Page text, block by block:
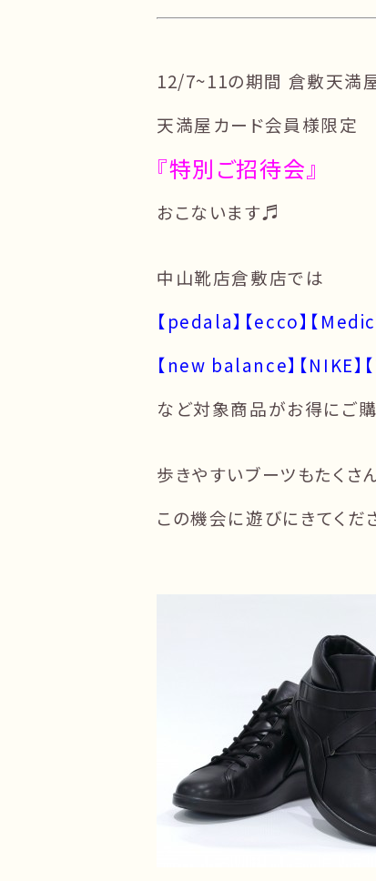
12/7~11の期間 倉敷天満
天満屋カード会員様限定
『特別ご招待会』
おこないます♬
中山靴店倉敷店では
【pedala】【ecco】【
【new balance】【NIKE】
など対象商品がお得にご
歩きやすいブーツもたくさ
この機会に遊びにきてくだ